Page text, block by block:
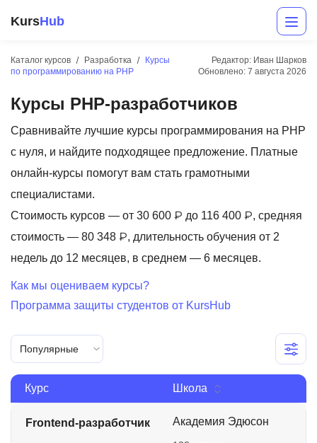
KursHub
Каталог курсов Разработка
Курсы
по программированию на PHP
Редактор: Иван Шарков
Обновлено: 7 августа 2026
Курсы PHP-разработчиков
Сравнивайте лучшие курсы программирования на PHP
с нуля, и найдите подходящее предложение. Платные
онлайн-курсы помогут вам стать грамотными
специалистами.
Стоимость курсов — от 30 600 ₽ до 116 400 ₽, средняя
стоимость — 80 348 ₽, длительность обучения от 2
недель до 12 месяцев, в среднем — 6 месяцев.
Как мы оцениваем курсы?
Программа защиты студентов от KursHub
Популярные
Курс Школа
Frontend-разработчик Академия Эдюсон
Разработка
Маркетинг
Аналитика
Менеджмент
Иностранные языки
Soft Skills
ДПО
Детям